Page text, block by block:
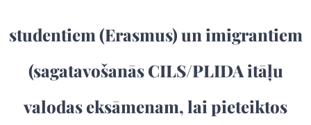
studentiem (Erasmus) un imigrantiem
(sagatavošanās CILS/PLIDA itāļu
valodas eksāmenam, lai pieteiktos